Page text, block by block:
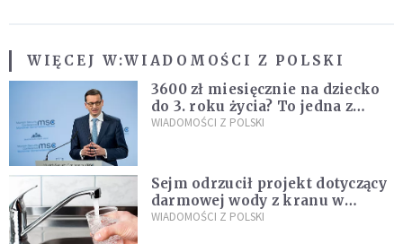
WIĘCEJ W:WIADOMOŚCI Z POLSKI
3600 zł miesięcznie na dziecko
do 3. roku życia? To jedna z
propozycji programu "Rozwój
WIADOMOŚCI Z POLSKI
Sejm odrzucił projekt dotyczący
darmowej wody z kranu w
restauracjach
WIADOMOŚCI Z POLSKI